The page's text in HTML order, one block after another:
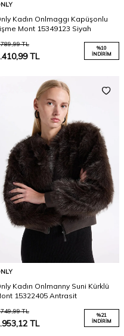
Kadın Onlmaggı Kapüşonlu
Mont 15349123 Siyah
TL
TL
%10
İNDIRIM
Kadın Onlmanny Suni Kürklü
15322405 Antrasit
TL
TL
%21
İNDIRIM